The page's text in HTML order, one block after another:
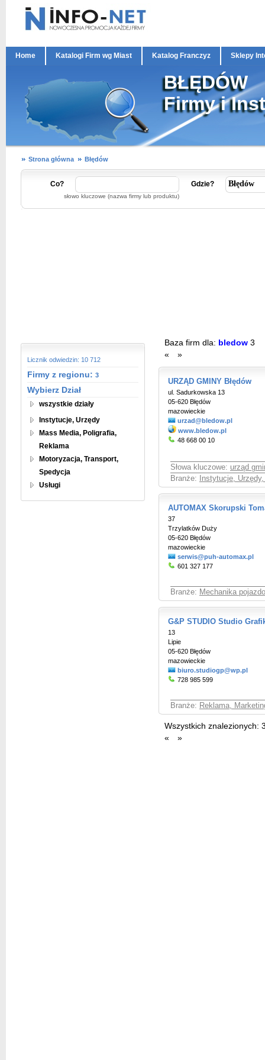
Home Katalogi Firm wg Miast Katalog Franczyz Sklepy
BŁĘDÓW
Firmy i
Strona główna Błędów
Co?
słowo kluczowe (nazwa firmy lub produktu)
Gdzie?
Licznik odwiedzin: 10 712
Firmy z regionu: 3
Wybierz Dział
wszystkie działy
Instytucje, Urzędy
Mass Media, Poligrafia,
Reklama
Motoryzacja, Transport,
Spedycja
Usługi
Baza firm dla: bledow 3
«
»
URZĄD GMINY Błędów
ul. Sadurkowska 13
05-620 Błędów
mazowieckie
urzad@bledow.pl
www.bledow.pl
48 668 00 10
Słowa kluczowe: urząd
Branże:
Instytucje,
AUTOMAX Skorupski
37
Trzylatków Duży
05-620 Błędów
mazowieckie
serwis@puh-automax.pl
601 327 177
Branże: Mechanika
G&P STUDIO Studio
13
Lipie
05-620 Błędów
mazowieckie
biuro.studiogp@wp.pl
728 985 599
Branże: Reklama,
Wszystkich znalezionych:
«
»